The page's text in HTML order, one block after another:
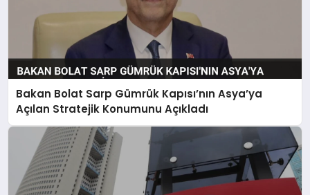
Bakan Bolat Sarp Gümrük Kapısı’nın Asya’ya
Açılan Stratejik Konumunu Açıkladı